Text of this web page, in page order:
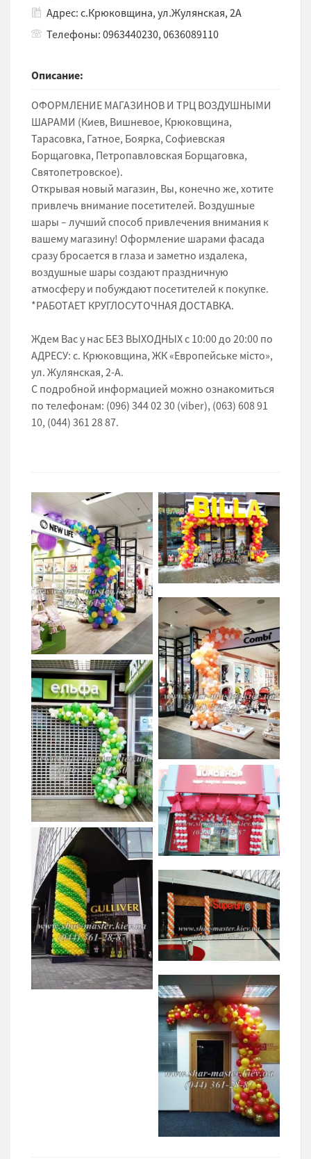
Адрес: с.Крюковщина, ул.Жулянская, 2А
Телефоны: 0963440230, 0636089110
Описание:
ОФОРМЛЕНИЕ МАГАЗИНОВ И ТРЦ ВОЗДУШНЫМИ
ШАРАМИ (Киев, Вишневое, Крюковщина,
Тарасовка, Гатное, Боярка, Софиевская
Борщаговка, Петропавловская Борщаговка,
Святопетровское).
Открывая новый магазин, Вы, конечно же, хотите
привлечь внимание посетителей. Воздушные
шары – лучший способ привлечения внимания к
вашему магазину! Оформление шарами фасада
сразу бросается в глаза и заметно издалека,
воздушные шары создают праздничную
атмосферу и побуждают посетителей к покупке.
*РАБОТАЕТ КРУГЛОСУТОЧНАЯ ДОСТАВКА.
Ждем Вас у нас БЕЗ ВЫХОДНЫХ с 10:00 до 20:00 по
АДРЕСУ: с. Крюковщина, ЖК «Европейське місто»,
ул. Жулянская, 2-А.
С подробной информацией можно ознакомиться
по телефонам: (096) 344 02 30 (viber), (063) 608 91
10, (044) 361 28 87.